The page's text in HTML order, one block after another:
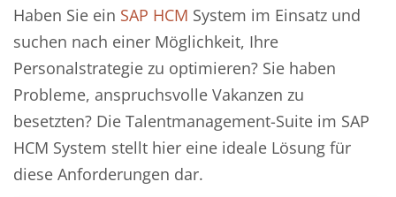
Haben Sie ein SAP HCM System im Einsatz und
suchen nach einer Möglichkeit, Ihre
Personalstrategie zu optimieren? Sie haben
Probleme, anspruchsvolle Vakanzen zu
besetzten? Die Talentmanagement-Suite im SAP
HCM System stellt hier eine ideale Lösung für
diese Anforderungen dar.